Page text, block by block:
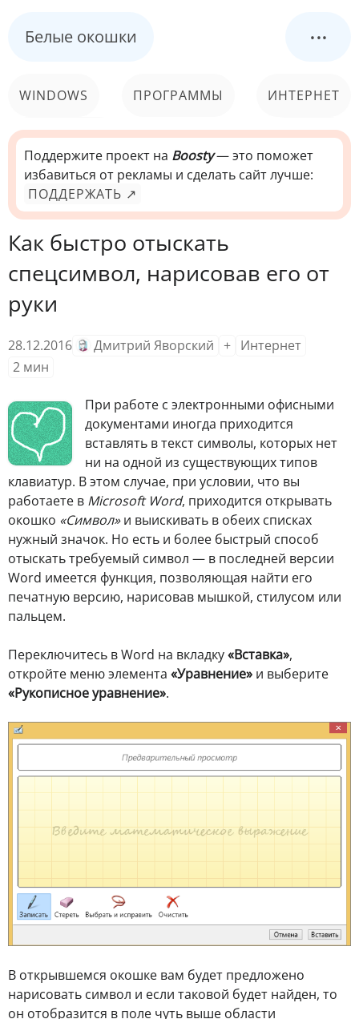
Белые окошки ...
WINDOWS ПРОГРАММЫ ИНТЕРНЕТ
КОМПЬЮТЕР
СИСТЕМА
Поддержите проект на Boosty— это поможет
избавиться от рекламы и сделать сайт лучше:
ПОДДЕРЖАТЬ ↗
Как быстро отыскать
спецсимвол, нарисовав его от
руки
28.12.2016 Дмитрий Яворский + Интернет
2 мин
При работе с электронными офисными
документами иногда приходится
вставлять в текст символы, которых нет
ни на одной из существующих типов
клавиатур. В этом случае, при условии, что вы
работаете в Microsoft Word, приходится открывать
окошко «Символ»и выискивать в обеих списках
нужный значок. Но есть и более быстрый способ
отыскать требуемый символ — в последней версии
Word имеется функция, позволяющая найти его
печатную версию, нарисовав мышкой, стилусом или
пальцем.
Переключитесь в Word на вкладку«Вставка»,
откройте меню элемента «Уравнение» и выберите
«Рукописное уравнение».
В открывшемся окошке вам будет предложено
нарисовать символ и если таковой будет найден, то
он отобразится в поле чуть выше области